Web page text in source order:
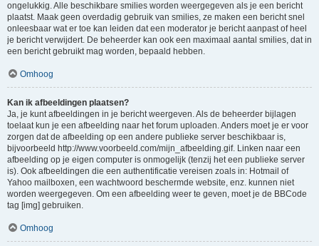
ongelukkig. Alle beschikbare smilies worden weergegeven als je een bericht
plaatst. Maak geen overdadig gebruik van smilies, ze maken een bericht snel
onleesbaar wat er toe kan leiden dat een moderator je bericht aanpast of heel
je bericht verwijdert. De beheerder kan ook een maximaal aantal smilies, dat in
een bericht gebruikt mag worden, bepaald hebben.
Omhoog
Kan ik afbeeldingen plaatsen?
Ja, je kunt afbeeldingen in je bericht weergeven. Als de beheerder bijlagen
toelaat kun je een afbeelding naar het forum uploaden. Anders moet je er voor
zorgen dat de afbeelding op een andere publieke server beschikbaar is,
bijvoorbeeld http://www.voorbeeld.com/mijn_afbeelding.gif. Linken naar een
afbeelding op je eigen computer is onmogelijk (tenzij het een publieke server
is). Ook afbeeldingen die een authentificatie vereisen zoals in: Hotmail of
Yahoo mailboxen, een wachtwoord beschermde website, enz. kunnen niet
worden weergegeven. Om een afbeelding weer te geven, moet je de BBCode
tag [img] gebruiken.
Omhoog